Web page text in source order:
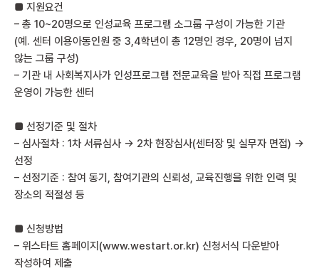
■ 지원요건
– 총 10~20명으로 인성교육 프로그램 소그룹 구성이 가능한 기관
(예. 센터 이용아동인원 중 3,4학년이 총 12명인 경우, 20명이 넘지
않는 그룹 구성)
– 기관 내 사회복지사가 인성프로그램 전문교육을 받아 직접 프로그램
운영이 가능한 센터
■ 선정기준 및 절차
– 심사절차 : 1차 서류심사 → 2차 현장심사(센터장 및 실무자 면접) →
선정
– 선정기준 : 참여 동기, 참여기관의 신뢰성, 교육진행을 위한 인력 및
장소의 적절성 등
■ 신청방법
– 위스타트 홈페이지(www.westart.or.kr) 신청서식 다운받아
작성하여 제출